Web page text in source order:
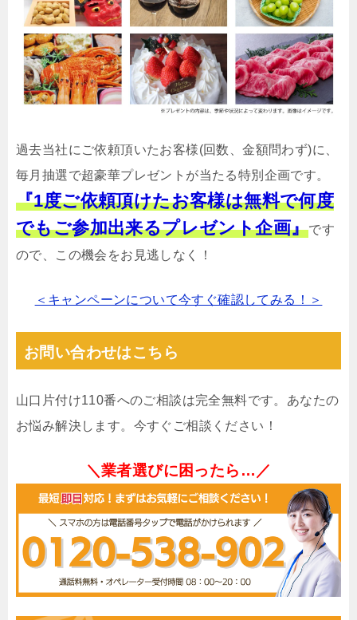
過去当社にご依頼頂いたお客様(回数、金額問わず)に、
毎月抽選で超豪華プレゼントが当たる特別企画です。
『1度ご依頼頂けたお客様は無料で何度
でもご参加出来るプレゼント企画』です
ので、この機会をお見逃しなく！
＜キャンペーンについて今すぐ確認してみる！＞
お問い合わせはこちら
山口片付け110番へのご相談は完全無料です。あなたの
お悩み解決します。今すぐご相談ください！
＼業者選びに困ったら…／